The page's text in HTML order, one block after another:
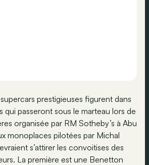
prestigieuses figurent dans
qui passeront sous le marteau lors de
organisée par RM Sotheby’s à Abu
monoplaces pilotées par Michal
s’attirer les convoitises des
La première est une Benetton